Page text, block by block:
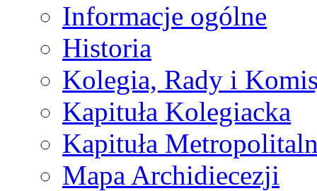
Informacje ogólne
Historia
Kolegia, Rady i
Kapituła Kolegiacka
Kapituła
Mapa Archidiecezji